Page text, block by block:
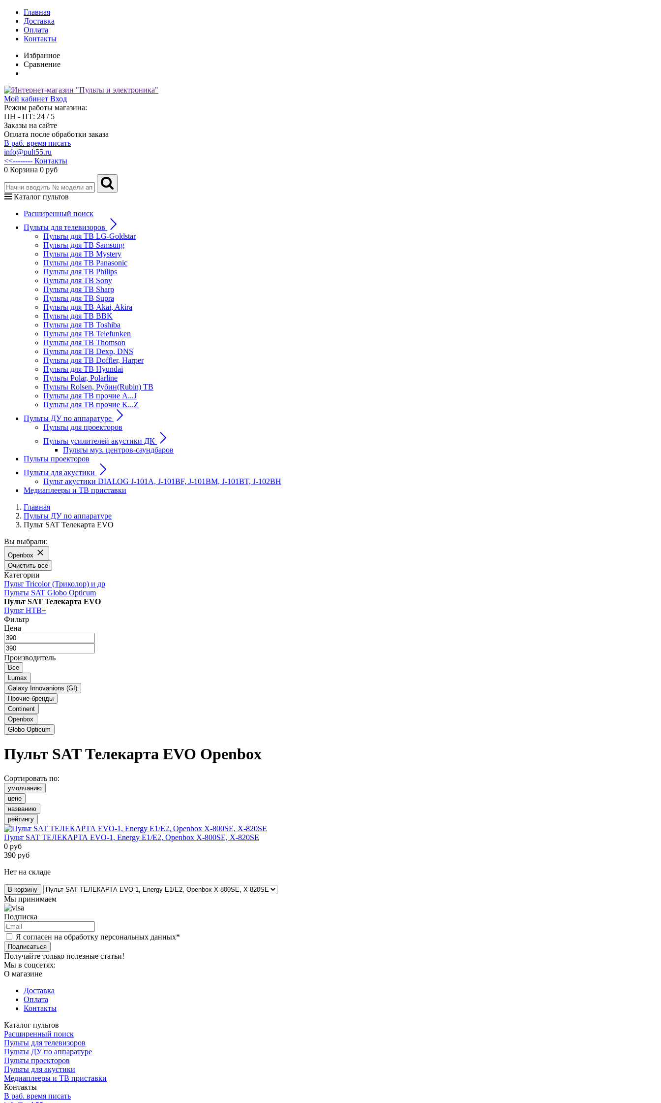
Главная
Доставка
Оплата
Контакты
Избранное
Сравнение
Мой кабинет Вход
Режим работы магазина:
ПН - ПТ: 24 / 5
Заказы на сайте
Оплата после обработки заказа
В раб. время писать
info@pult55.ru
<<-------- Контакты
0 Корзина 0 руб
Каталог пультов
Расширенный поиск
Пульты для телевизоров
Пульты для ТВ LG-Goldstar
Пульты для ТВ Samsung
Пульты для ТВ Mystery
Пульты для ТВ Panasonic
Пульты для ТВ Philips
Пульты для ТВ Sony
Пульты для ТВ Sharp
Пульты для ТВ Supra
Пульты для ТВ Akai, Akira
Пульты для ТВ BBK
Пульты для ТВ Toshiba
Пульты для ТВ Telefunken
Пульты для ТВ Thomson
Пульты для ТВ Dexp, DNS
Пульты для ТВ Doffler, Harper
Пульты для ТВ Hyundai
Пульты Polar, Polarline
Пульты Rolsen, Рубин(Rubin) ТВ
Пульты для ТВ прочие A...J
Пульты для ТВ прочие K...Z
Пульты ДУ по аппаратуре
Пульты для проекторов
Пульты усилителей акустики ДК
Пульты муз. центров-саундбаров
Пульты проекторов
Пульты для акустики
Пульт акустики DIALOG J-101A, J-101BF, J-101BM, J-101BT, J-102BH
Медиаплееры и ТВ приставки
Главная
Пульты ДУ по аппаратуре
Пульт SAT Телекарта EVO
Вы выбрали:
Openbox
Очистить все
Категории
Пульт Tricolor (Триколор) и др
Пульты SAT Globo Opticum
Пульт SAT Телекарта EVO
Пульт НТВ+
Фильтр
Цена
Производитель
Все
Lumax
Galaxy Innovanions (GI)
Прочие бренды
Continent
Openbox
Globo Opticum
Пульт SAT Телекарта EVO Openbox
Сортировать по:
умолчанию
цене
названию
рейтингу
Пульт SAT ТЕЛЕКАРТА EVO-1, Energy E1/E2, Openbox X-800SE, X-820SE
0 руб
390 руб
Нет на складе
В корзину
Мы принимаем
Подписка
Я согласен на обработку персональных данных*
Подписаться
Получайте только полезные статьи!
Мы в соцсетях:
О магазине
Доставка
Оплата
Контакты
Каталог пультов
Расширенный поиск
Пульты для телевизоров
Пульты ДУ по аппаратуре
Пульты проекторов
Пульты для акустики
Медиаплееры и ТВ приставки
Контакты
В раб. время писать